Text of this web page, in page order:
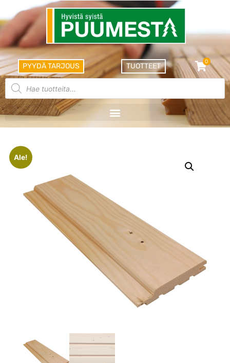
PYYDÄ TARJOUS TUOTTEET
0
Ale!